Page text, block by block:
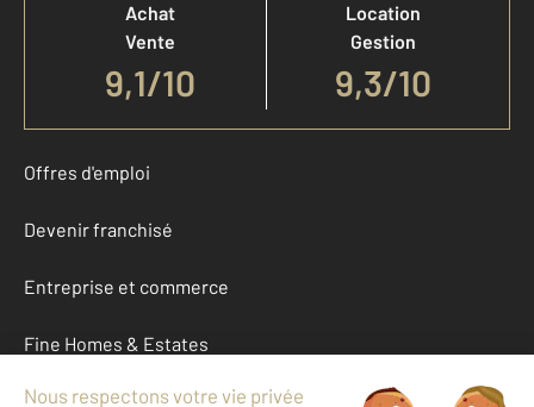
Achat
Vente
9,1/10
Location
Gestion
9,3/10
Offres d'emploi
Devenir franchisé
Entreprise et commerce
Fine Homes & Estates
À propos